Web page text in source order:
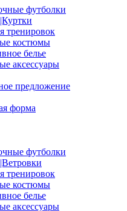
футболки
тренировок
костюмы
белье
аксессуары
предложение
форма
футболки
тренировок
костюмы
белье
аксессуары